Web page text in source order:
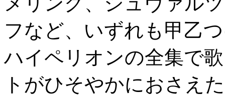
フなど、いずれも甲乙
ハイペリオンの全集で
トがひそやかにおさえ